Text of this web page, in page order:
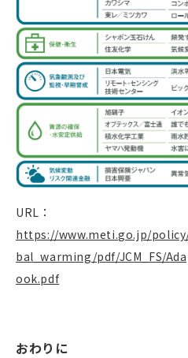
URL：
https://www.meti.go.jp/
bal_warming/pdf/JCM_FS/
ook.pdf
おわりに